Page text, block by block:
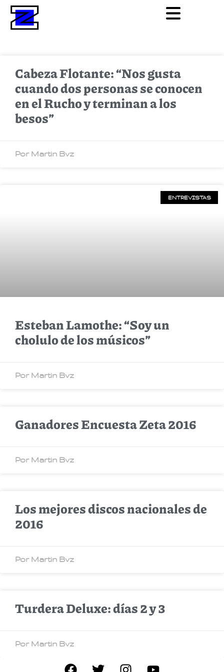
Cabeza Flotante: “Nos gusta
cuando dos personas se conocen
en el Rucho y terminan a los
besos”
Por Martin Bvz
ENTREVISTAS
Esteban Lamothe: “Soy un
cholulo de los músicos”
Por Martin Bvz
Ganadores Encuesta Zeta 2016
Por Martin Bvz
Los mejores discos nacionales de
2016
Por Martin Bvz
Turdera Deluxe: días 2 y 3
Por Martin Bvz